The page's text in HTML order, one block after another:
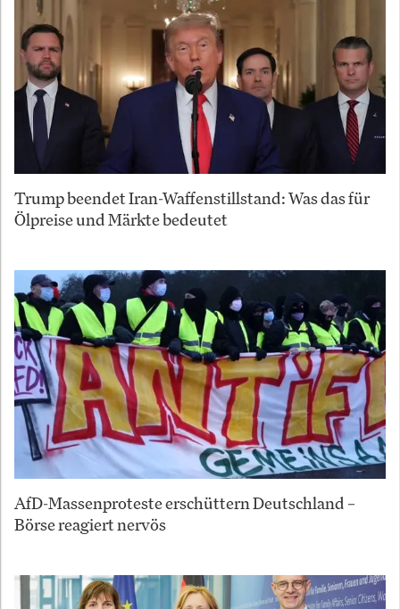
Trump beendet Iran-Waffenstillstand: Was das für
Ölpreise und Märkte bedeutet
AfD-Massenproteste erschüttern Deutschland –
Börse reagiert nervös